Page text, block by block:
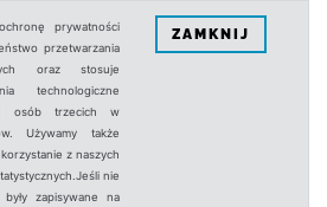
prywatności
przetwarzania
oraz stosuje
technologiczne
osób trzecich w
Używamy także
z naszych
nie
zapisywane na
ZAMKNIJ